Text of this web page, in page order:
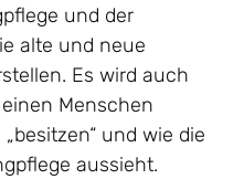
und der
alte und neue
Es wird auch
Menschen
und wie die
aussieht.